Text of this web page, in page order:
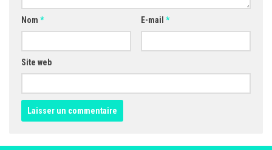
Nom * E-mail *
Site web